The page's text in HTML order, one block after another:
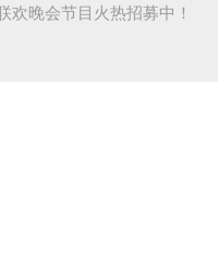
晚会节目火热招募中！